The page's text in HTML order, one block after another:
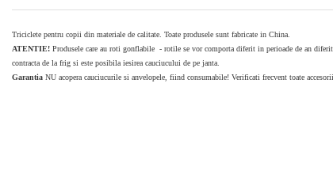
Triciclete pentru copii din materiale de calitate. Toate produsele sunt fabricate in China.
ATENTIE! Produsele care au roti gonflabile - rotile se vor comporta diferit in perioade de an
contracta de la frig si este posibila iesirea cauciucului de pe janta.
Garantia NU acopera cauciucurile si anvelopele, fiind consumabile! Verificati frecvent toate